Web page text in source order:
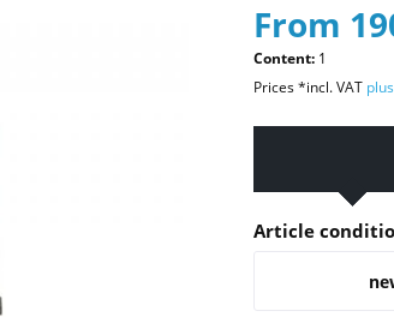
From
Content: 1
Prices *incl. VAT
Article